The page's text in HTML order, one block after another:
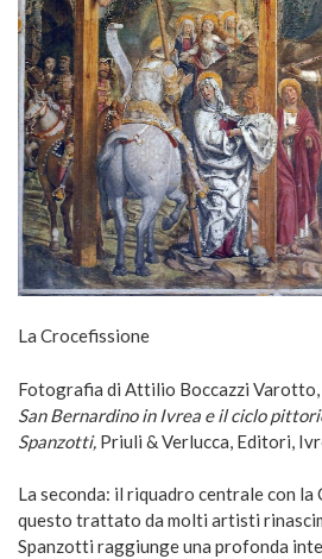
La Crocefissione
Fotografia di Attilio Boccazzi
San Bernardino in Ivrea e il ciclo
Spanzotti, Priuli & Verlucca, Editori,
La seconda: il riquadro centrale con
questo trattato da molti artisti
Spanzotti raggiunge una profonda